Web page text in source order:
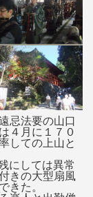
忌法要の山口
４月に１７０
しての上山と
にしては異常
きの大型扇風
きた。